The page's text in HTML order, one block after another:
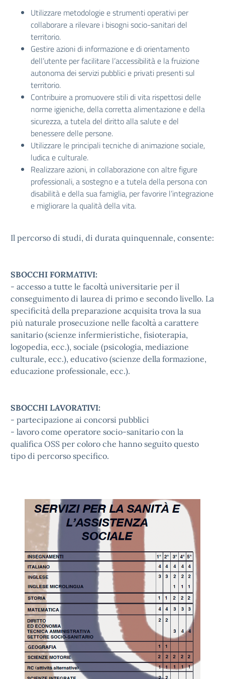
Utilizzare metodologie e strumenti operativi per
collaborare a rilevare i bisogni socio-sanitari del
territorio.
Gestire azioni di informazione e di orientamento
dell’utente per facilitare l’accessibilità e la fruizione
autonoma dei servizi pubblici e privati presenti sul
territorio.
Contribuire a promuovere stili di vita rispettosi delle
norme igieniche, della corretta alimentazione e della
sicurezza, a tutela del diritto alla salute e del
benessere delle persone.
Utilizzare le principali tecniche di animazione sociale,
ludica e culturale.
Realizzare azioni, in collaborazione con altre figure
professionali, a sostegno e a tutela della persona con
disabilità e della sua famiglia, per favorire l’integrazione
e migliorare la qualità della vita.
Il percorso di studi, di durata quinquennale, consente:
SBOCCHI FORMATIVI:
- accesso a tutte le facoltà universitarie per il
conseguimento di laurea di primo e secondo livello. La
specificità della preparazione acquisita trova la sua
più naturale prosecuzione nelle facoltà a carattere
sanitario (scienze infermieristiche, fisioterapia,
logopedia, ecc.), sociale (psicologia, mediazione
culturale, ecc.), educativo (scienze della formazione,
educazione professionale, ecc.).
SBOCCHI LAVORATIVI:
- partecipazione ai concorsi pubblici
- lavoro come operatore socio-sanitario con la
qualifica OSS per coloro che hanno seguito questo
tipo di percorso specifico.